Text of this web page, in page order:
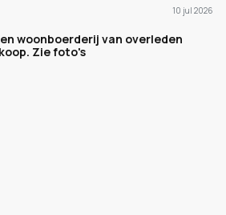
10 jul 2026
woonboerderij van overleden
Zie foto's